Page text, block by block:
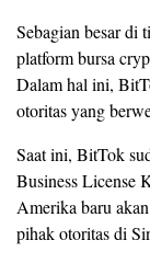
Sebagian besar di
platform bursa
Dalam hal ini,
otoritas yang
Saat ini, BitTok
Business License
Amerika baru
pihak otoritas di